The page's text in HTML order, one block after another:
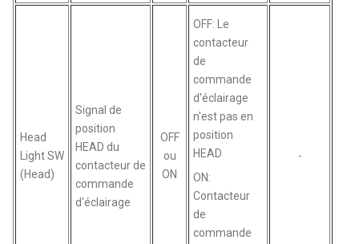
Head
Light SW
(Head)
Signal de
position
HEAD du
contacteur de
commande
d'éclairage
OFF
ou
ON
OFF: Le
contacteur
de
commande
d'éclairage
n'est pas en
position
HEAD
ON:
Contacteur
de
commande
-